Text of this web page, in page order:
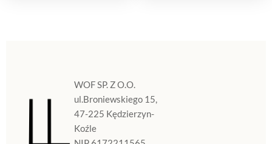
WOF SP. Z O.O.
ul.Broniewskiego 15,
47-225 Kędzierzyn-
Koźle